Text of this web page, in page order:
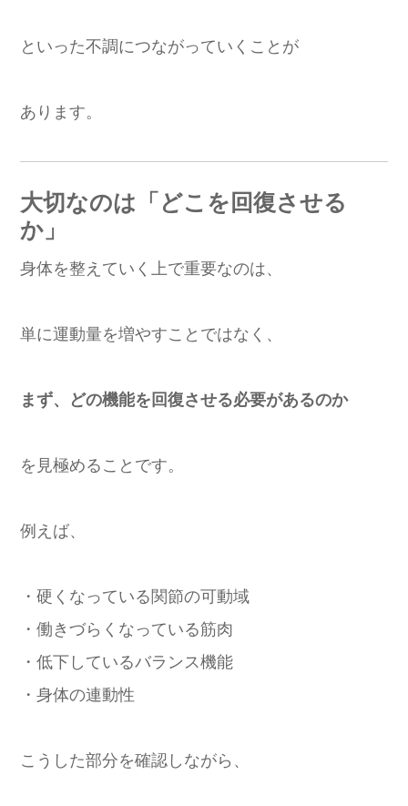
といった不調につながっていくことが
あります。
大切なのは「どこを回復させる
か」
身体を整えていく上で重要なのは、
単に運動量を増やすことではなく、
まず、どの機能を回復させる必要があるのか
を見極めることです。
例えば、
・硬くなっている関節の可動域
・働きづらくなっている筋肉
・低下しているバランス機能
・身体の連動性
こうした部分を確認しながら、